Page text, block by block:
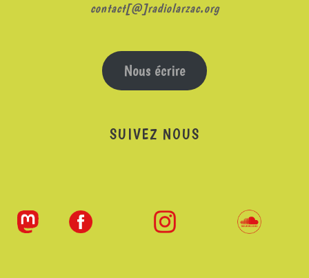
contact[@]radiolarzac.org
Nous écrire
SUIVEZ NOUS